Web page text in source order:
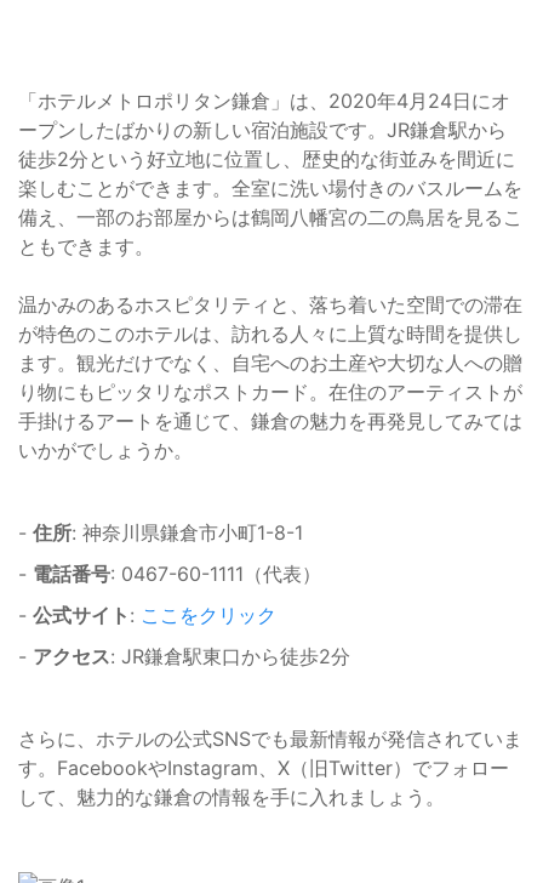
「ホテルメトロポリタン鎌倉」は、2020年4月24日にオ
ープンしたばかりの新しい宿泊施設です。JR鎌倉駅から
徒歩2分という好立地に位置し、歴史的な街並みを間近に
楽しむことができます。全室に洗い場付きのバスルームを
備え、一部のお部屋からは鶴岡八幡宮の二の鳥居を見るこ
ともできます。
温かみのあるホスピタリティと、落ち着いた空間での滞在
が特色のこのホテルは、訪れる人々に上質な時間を提供し
ます。観光だけでなく、自宅へのお土産や大切な人への贈
り物にもピッタリなポストカード。在住のアーティストが
手掛けるアートを通じて、鎌倉の魅力を再発見してみては
いかがでしょうか。
- 住所: 神奈川県鎌倉市小町1-8-1
- 電話番号: 0467-60-1111（代表）
- 公式サイト : ここをクリック
- アクセス: JR鎌倉駅東口から徒歩2分
さらに、ホテルの公式SNSでも最新情報が発信されていま
す。FacebookやInstagram、X（旧Twitter）でフォロー
して、魅力的な鎌倉の情報を手に入れましょう。